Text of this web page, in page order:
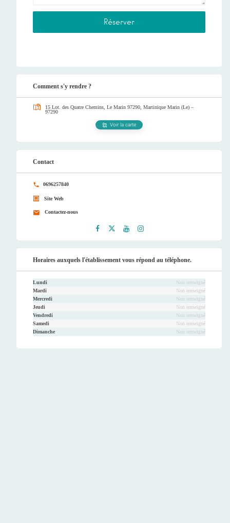
Comment s'y rendre ?
15 Lot. des Quatre Chemins, Le Marin 97290, Martinique Marin (Le) –
97290
Voir la carte
Contact
0696257840
Site Web
Contactez-nous
ook
er
be
ram
Horaires auxquels l'établissement vous répond au téléphone.
Lundi
Non renseigné
Mardi
Non renseigné
Mercredi
Non renseigné
Jeudi
Non renseigné
Vendredi
Non renseigné
Samedi
Non renseigné
Dimanche
Non renseigné